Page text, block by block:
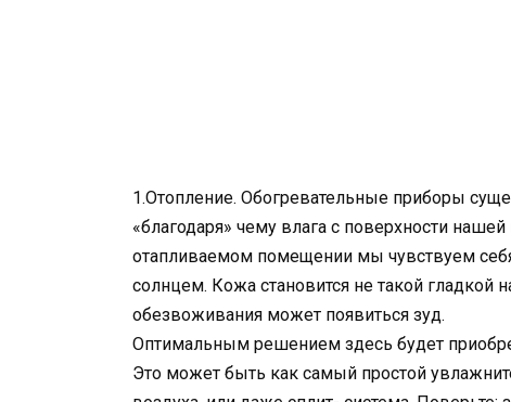
1.Отопление. Обогревательные приборы
«благодаря» чему влага с поверхности
отапливаемом помещении мы чувствуем
солнцем. Кожа становится не такой гладкой
обезвоживания может появиться зуд.
Оптимальным решением здесь будет
Это может быть как самый простой